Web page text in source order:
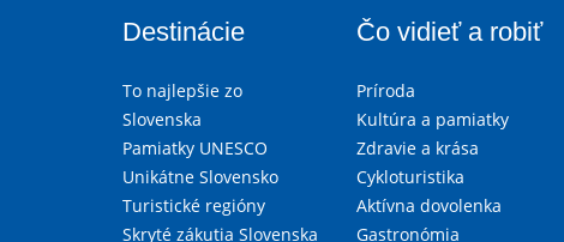
Destinácie
To najlepšie zo
Slovenska
Pamiatky UNESCO
Unikátne Slovensko
Turistické regióny
Skryté zákutia Slovenska
Čo vidieť a robiť
Príroda
Kultúra a pamiatky
Zdravie a krása
Cykloturistika
Aktívna dovolenka
Gastronómia